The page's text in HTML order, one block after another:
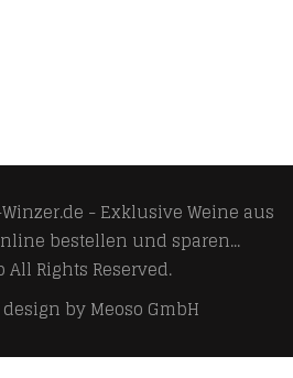
- Exklusive Weine aus
bestellen und sparen...
All Rights Reserved.
byMeoso GmbH